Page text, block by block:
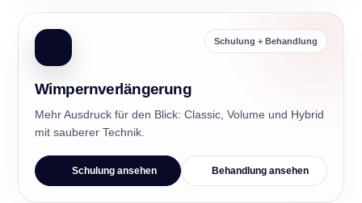
Schulung + Behandlung
Wimpernverlängerung
Mehr Ausdruck für den Blick: Classic, Volume und Hybrid
mit sauberer Technik.
Schulung ansehen Behandlung ansehen